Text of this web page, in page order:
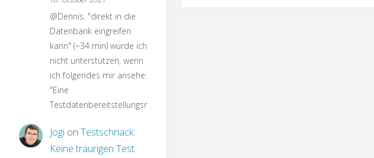
@Dennis: "direkt in die
Datenbank eingreifen
kann" (~34 min) würde ich
nicht unterstützen, wenn
ich folgendes mir ansehe:
"Eine
Testdatenbereitstellungsroutine…
Jogi on Testschnack:
Keine traurigen Test